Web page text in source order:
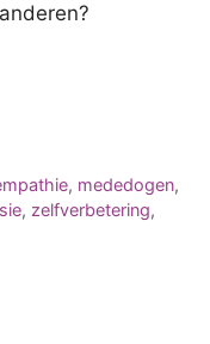
, mededogen,
, zelfverbetering,